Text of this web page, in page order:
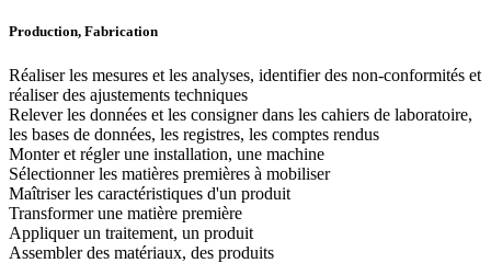
Production, Fabrication
Réaliser les mesures et les analyses, identifier des non-conformités et
réaliser des ajustements techniques
Relever les données et les consigner dans les cahiers de laboratoire,
les bases de données, les registres, les comptes rendus
Monter et régler une installation, une machine
Sélectionner les matières premières à mobiliser
Maîtriser les caractéristiques d'un produit
Transformer une matière première
Appliquer un traitement, un produit
Assembler des matériaux, des produits